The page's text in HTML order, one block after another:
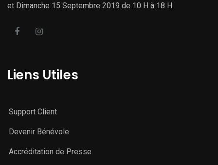
et Dimanche 15 Septembre 2019 de 10 H à 18 H
Liens Utiles
Support Client
Devenir Bénévole
Accréditation de Presse